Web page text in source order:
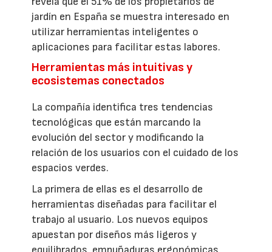
jardín en España se muestra interesado en
utilizar herramientas inteligentes o
aplicaciones para facilitar estas labores.
Herramientas más intuitivas y
ecosistemas conectados
La compañía identifica tres tendencias
tecnológicas que están marcando la
evolución del sector y modificando la
relación de los usuarios con el cuidado de los
espacios verdes.
La primera de ellas es el desarrollo de
herramientas diseñadas para facilitar el
trabajo al usuario. Los nuevos equipos
apuestan por diseños más ligeros y